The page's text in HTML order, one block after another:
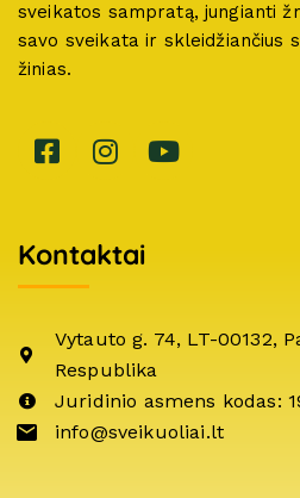
sveikatos sampratą, jungianti
savo sveikata ir skleidžiančius
žinias.
Kontaktai
Vytauto g. 74, LT-00132,
Respublika
Juridinio asmens kodas:
info@sveikuoliai.lt